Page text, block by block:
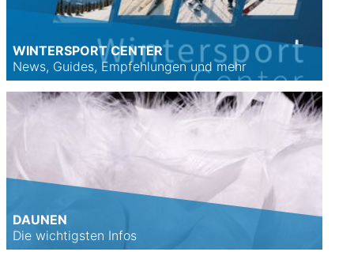
WINTERSPORT CENTER
News, Guides, Empfehlungen und mehr
DAUNEN
Die wichtigsten Infos